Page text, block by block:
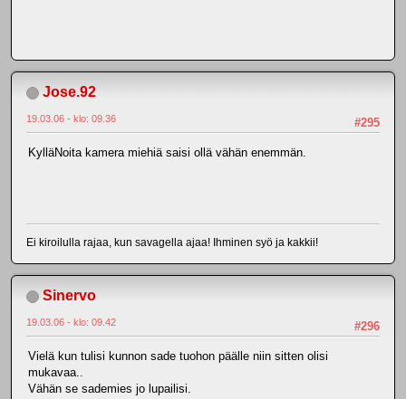
Jose.92
#295
19.03.06 - klo: 09.36
KylläNoita kamera miehiä saisi ollä vähän enemmän.
Ei kiroilulla rajaa, kun savagella ajaa! Ihminen syö ja kakkii!
Sinervo
#296
19.03.06 - klo: 09.42
Vielä kun tulisi kunnon sade tuohon päälle niin sitten olisi
mukavaa..
Vähän se sademies jo lupailisi.